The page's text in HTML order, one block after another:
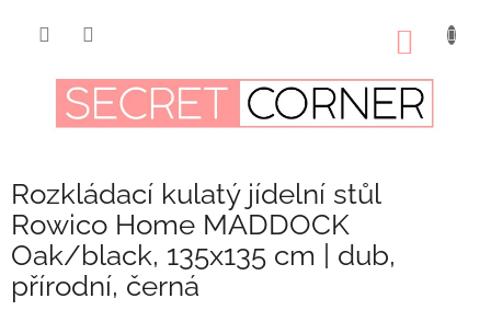
Rozkládací kulatý jídelní stůl
Rowico Home MADDOCK
Oak/black, 135x135 cm | dub,
přírodní, černá